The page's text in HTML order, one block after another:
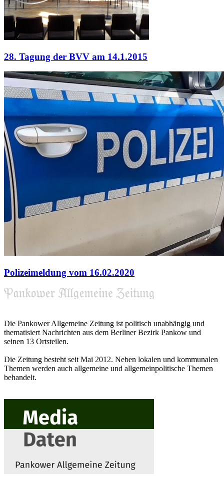
28. Tagung der BVV am 14.1.2015
Polizeimeldung vom 16.02.2020
Die Pankower Allgemeine Zeitung ist politisch unabhängig und
thematisiert Nachrichten aus dem Berliner Bezirk Pankow und
seinen 13 Ortsteilen.
Die Zeitung besteht seit Mai 2012. Neben lokalen und kommunalen
Themen werden auch allgemeine und allgemeinpolitische Themen
behandelt.